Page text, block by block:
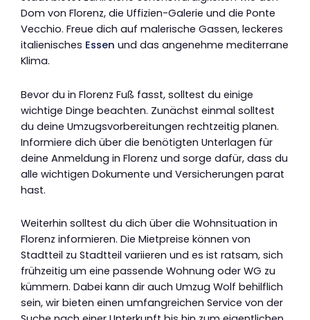
Dom von Florenz, die Uffizien-Galerie und die Ponte
Vecchio. Freue dich auf malerische Gassen, leckeres
italienisches Essen und das angenehme mediterrane
Klima.
Bevor du in Florenz Fuß fasst, solltest du einige
wichtige Dinge beachten. Zunächst einmal solltest
du deine Umzugsvorbereitungen rechtzeitig planen.
Informiere dich über die benötigten Unterlagen für
deine Anmeldung in Florenz und sorge dafür, dass du
alle wichtigen Dokumente und Versicherungen parat
hast.
Weiterhin solltest du dich über die Wohnsituation in
Florenz informieren. Die Mietpreise können von
Stadtteil zu Stadtteil variieren und es ist ratsam, sich
frühzeitig um eine passende Wohnung oder WG zu
kümmern. Dabei kann dir auch Umzug Wolf behilflich
sein, wir bieten einen umfangreichen Service von der